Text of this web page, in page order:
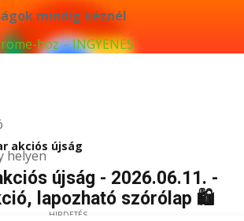
mindig kéznél
hoz – INGYENES
helyen
akciós újság
újság - 2026.06.11. -
lapozható szórólap 🛍️
HIRDETÉS